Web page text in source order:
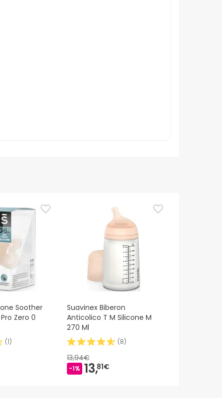
Soother
Zero 0
(1)
Suavinex Biberon
Anticolico T M Silicone M
270 Ml
(8)
13,94€
-1% 13,81€